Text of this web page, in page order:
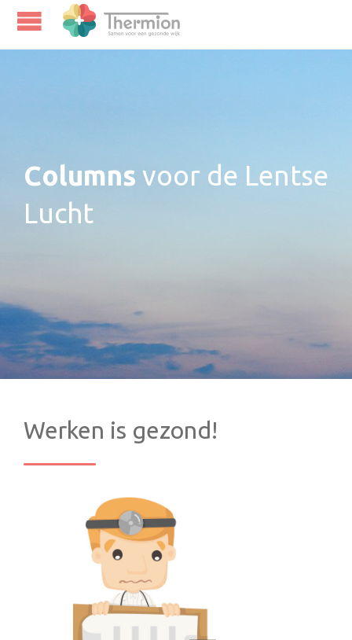
Columns voor de Lentse
Lucht
Werken is gezond!